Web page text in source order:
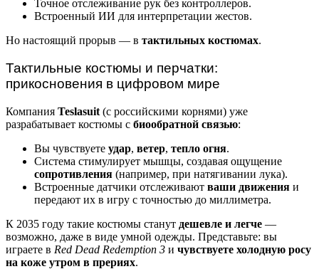
Точное отслеживание рук без контроллеров.
Встроенный ИИ для интерпретации жестов.
Но настоящий прорыв — в тактильных костюмах.
Тактильные костюмы и перчатки:
прикосновения в цифровом мире
Компания Teslasuit (с российскими корнями) уже
разрабатывает костюмы с биообратной связью:
Вы чувствуете удар, ветер, тепло огня.
Система стимулирует мышцы, создавая ощущение
сопротивления (например, при натягивании лука).
Встроенные датчики отслеживают ваши движения и
передают их в игру с точностью до миллиметра.
К 2035 году такие костюмы станут дешевле и легче —
возможно, даже в виде умной одежды. Представьте: вы
играете в Red Dead Redemption 3 и чувствуете холодную росу
на коже утром в прериях.